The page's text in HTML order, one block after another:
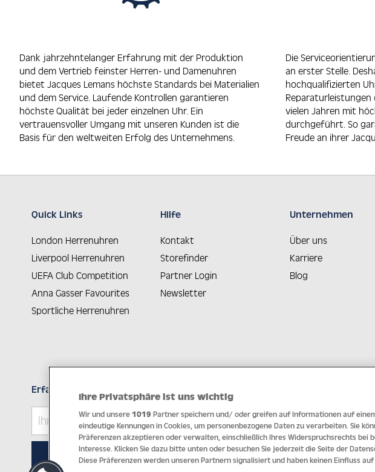
Dank jahrzehntelanger Erfahrung mit der Produktion
und dem Vertrieb feinster Herren- und Damenuhren
bietet Jacques Lemans höchste Standards bei Materialien
und dem Service. Laufende Kontrollen garantieren
höchste Qualität bei jeder einzelnen Uhr. Ein
vertrauensvoller Umgang mit unseren Kunden ist die
Basis für den weltweiten Erfolg des Unternehmens.
Die
an erster Stelle.
hochqualifizierten
Reparaturleistungen
vielen Jahren mit
durchgeführt. So
Freude an ihrer
Quick Links
London Herrenuhren
Liverpool Herrenuhren
UEFA Club Competition
Anna Gasser Favourites
Sportliche Herrenuhren
Hilfe
Kontakt
Storefinder
Partner Login
Newsletter
Unternehmen
Über uns
Karriere
Blog
Erfahren Sie Neuheiten als Erstes
ABONNIEREN
Ihre Privatsphäre ist uns wichtig
Wir und unsere 1019 Partner speichern und/ oder greifen auf Informationen auf
eindeutige Kennungen in Cookies, um personenbezogene Daten zu verarbeiten. Sie
Präferenzen akzeptieren oder verwalten, einschließlich Ihres Widerspruchsrechts bei
Interesse. Klicken Sie dazu bitte unten oder besuchen Sie jederzeit die Seite der
Diese Präferenzen werden unseren Partnern signalisiert und haben keinen Einfluss